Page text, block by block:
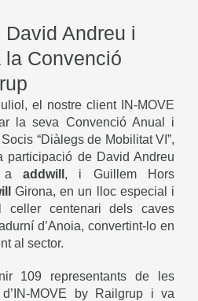
Andreu i
la Convenció
el nostre client IN-MOVE
la seva Convenció Anual i
“Diàlegs de Mobilitat VI”,
participació de David Andreu
aaddwill , i Guillem Hors
Girona, en un lloc especial i
celler centenari dels caves
d’Anoia, convertint-lo en
al sector.
109 representants de les
MOVE by Railgrup i va